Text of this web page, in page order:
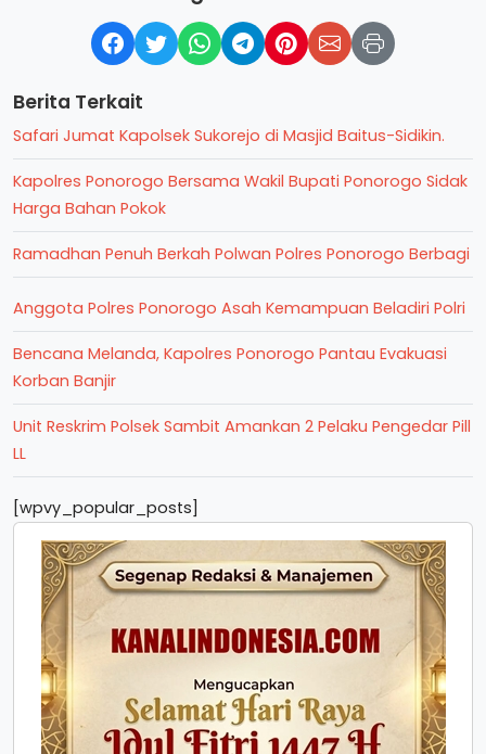
Berita Terkait
Safari Jumat Kapolsek Sukorejo di Masjid Baitus-Sidikin.
Kapolres Ponorogo Bersama Wakil Bupati Ponorogo Sidak
Harga Bahan Pokok
Ramadhan Penuh Berkah Polwan Polres Ponorogo Berbagi
Anggota Polres Ponorogo Asah Kemampuan Beladiri Polri
Bencana Melanda, Kapolres Ponorogo Pantau Evakuasi
Korban Banjir
Unit Reskrim Polsek Sambit Amankan 2 Pelaku Pengedar Pill
LL
[wpvy_popular_posts]